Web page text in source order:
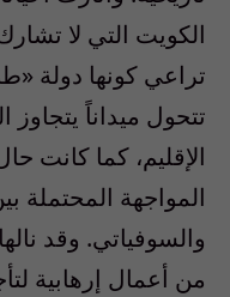
الكويت التي لا
تراعي كونها دولة
تتحول ميداناً يتجاوز
الإقليم، كما كانت
المواجهة المحتملة
والسوفياتي. وقد
من أعمال إرهابية